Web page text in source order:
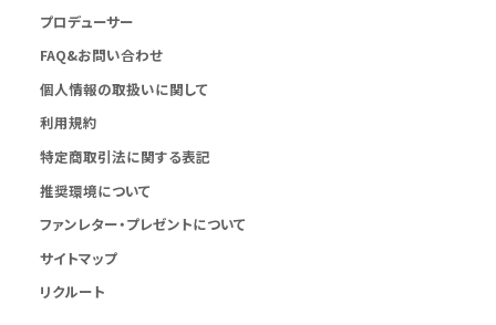
プロデューサー
FAQ&お問い合わせ
個人情報の取扱いに関して
利用規約
特定商取引法に関する表記
推奨環境について
ファンレター・プレゼントについて
サイトマップ
リクルート